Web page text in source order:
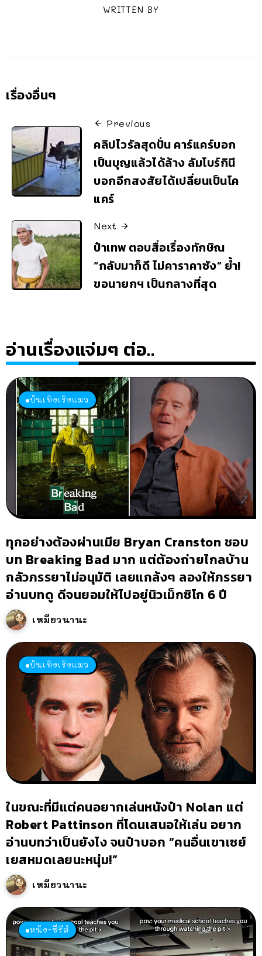
WRITTEN BY
เรื่องอื่นๆ
Previous
คลิปไวรัลสุดปั่น คาร์แคร์บอก
เป็นบุญแล้วได้ล้าง ลัมโบร์กินี
บอกอีกสงสัยได้เปลี่ยนเป็นโค
แคร์
Next
ป๋าเทพ ตอบสื่อเรื่องทักษิณ
“กลับมาก็ดี ไม่คาราคาซัง” ย้ำ!
ขอนายกฯ เป็นกลางที่สุด
อ่านเรื่องแจ่มๆ ต่อ..
บันเทิงเริงแมว
ทุกอย่างต้องผ่านเมีย Bryan Cranston ชอบ
บท Breaking Bad มาก แต่ต้องถ่ายไกลบ้าน
กลัวภรรยาไม่อนุมัติ เลยแกล้งๆ ลองให้ภรรยา
อ่านบทดู ดีจนยอมให้ไปอยู่นิวเม็กซิโก 6 ปี
เหมียวนานะ
บันเทิงเริงแมว
ในขณะที่มีแต่คนอยากเล่นหนังป๋า Nolan แต่
Robert Pattinson ที่โดนเสนอให้เล่น อยาก
อ่านบทว่าเป็นยังไง จนป๋าบอก “คนอื่นเขาเซย์
เยสหมดเลยนะหนุ่ม!”
เหมียวนานะ
หนัง-ซีรีส์